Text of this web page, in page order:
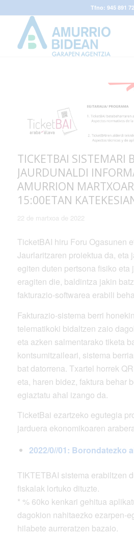
Tfno: 945 891
TICKETBAI SISTEMARI
JAURDUNALDI
AMURRION
15:00ETAN
22 de martxoa de 2022
TicketBAI hiru Foru Ogasunen
Jaurlaritzaren proiektua da, eta
egiten duten pertsona fisiko eta
eragiten die, baldintza jakin
fakturazio-softwarea erabili
Fakturazio-sistema berri
telematikoki bidaltzen zaio
eta azken salmentarako tiketa
kontsumitzaileari, sistema
bat datorrena. Txartel horrek
eta, haren bidez, faktura behar
egiaztatu ahal izango da.
TicketBai ezartzeko egutegia
jarduera ekonomikoaren
2022/0//01: Borondatezko
TIKTETBAI sistema erabiltzen
fiskalak lortuko dituzte.
* % 60ko kenkari gehitua
dagokion nahitaezko ezarpen-
hilabete aurreratzen bazaio.